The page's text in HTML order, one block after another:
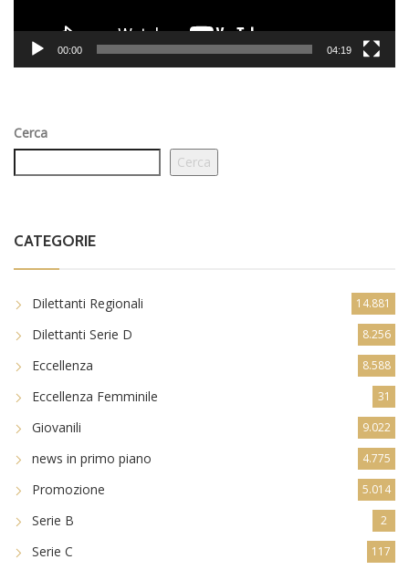
00:00 04:19
Cerca
Cerca
CATEGORIE
Dilettanti Regionali 14.881
Dilettanti Serie D 8.256
Eccellenza 8.588
Eccellenza Femminile 31
Giovanili 9.022
news in primo piano 4.775
Promozione 5.014
Serie B 2
Serie C 117